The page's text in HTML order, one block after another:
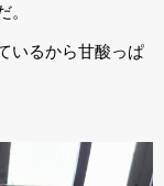
。
いるから甘酸っぱ